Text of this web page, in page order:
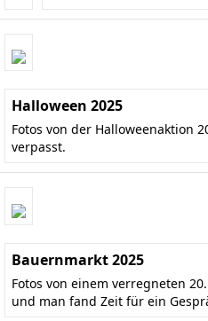
Halloween 2025
Fotos von der Halloweenaktion
verpasst.
Bauernmarkt 2025
Fotos von einem verregneten
und man fand Zeit für ein